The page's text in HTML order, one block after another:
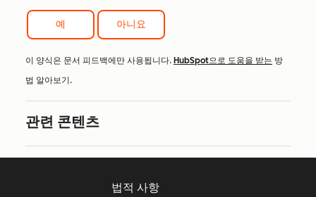
예 아니요
이 양식은 문서 피드백에만 사용됩니다. HubSpot으로 도움을 받는 방
법 알아보기.
관련 콘텐츠
법적 사항